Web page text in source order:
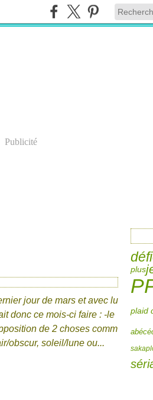
Publicité
jour de mars et avec lu
donc ce mois-ci faire : -le
de 2 choses comm
obscur, soleil/lune ou...
défi
plus
plaid